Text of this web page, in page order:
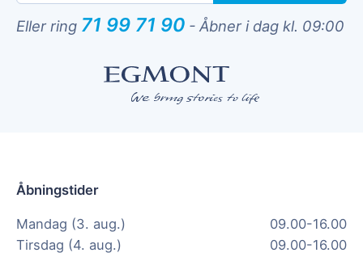
Eller ring 71 99 71 90 - Åbner i dag kl. 09:00
Åbningstider
Mandag (3. aug.)
09.00-16.00
Tirsdag (4. aug.)
09.00-16.00